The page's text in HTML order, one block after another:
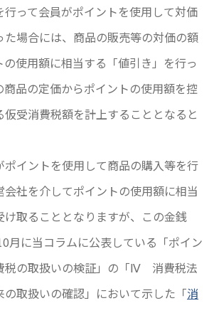
行って会員がポイントを使用して対価
た場合には、商品の販売等の対価の額
使用額に相当する「値引き」を行っ
商品の定価からポイントの使用額を控
受消費税額を計上することとなると
イントを使用して商品の購入等を行
会社を介してポイントの使用額に相当
け取ることとなりますが、この金銭
月に当コラムに公表している「ポイン
税の取扱いの検証」の「Ⅳ 消費税法
の取扱いの確認」において示した「消